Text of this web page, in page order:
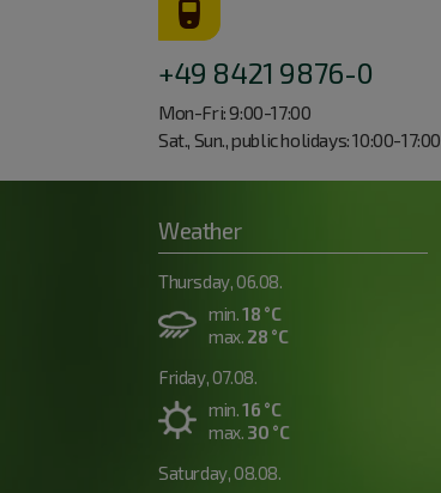
+49 8421 9876-0
Mon-Fri: 9:00-17:00
Sat., Sun., public holidays: 10:00-17:00
Weather
Thursday, 06.08.
min. 18 °C
max. 28 °C
Friday, 07.08.
min. 16 °C
max. 30 °C
Saturday, 08.08.